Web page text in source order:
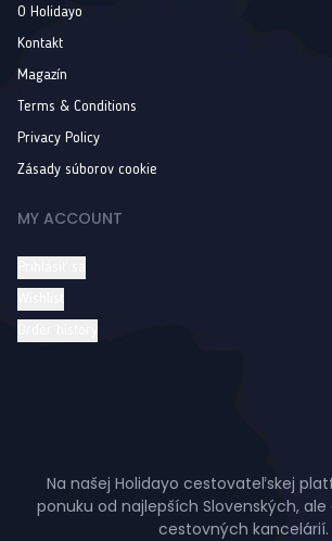
O Holidayo
Kontakt
Magazín
Terms & Conditions
Privacy Policy
Zásady súborov cookie
MY ACCOUNT
Na našej Holidayo cestovateľskej
ponuku od najlepších Slovenských,
cestovných kancelárií.